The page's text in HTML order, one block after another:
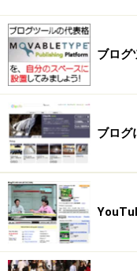
アップロードした
ば、アップロード
また、圧縮されてい
ァイル自体の転送に
ァイル1つをアップ
イルを個別にアップ
んし、 一部のファ
なこともありません。
なお、Windows上で
縮するには、下図の
ダを選択した上で
ブログ
ブログ